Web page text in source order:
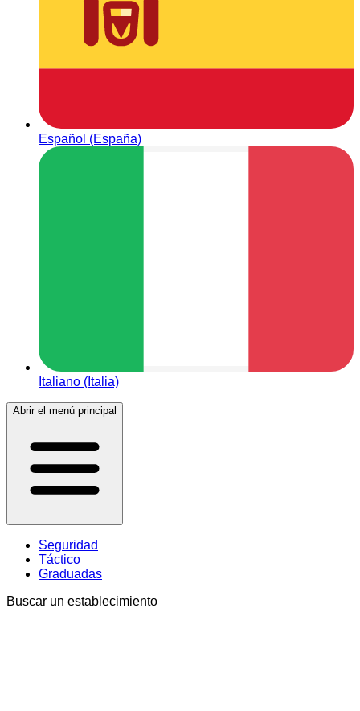
Español (España)
Italiano (Italia)
Abrir el menú principal
Seguridad
Táctico
Graduadas
Buscar un establecimiento